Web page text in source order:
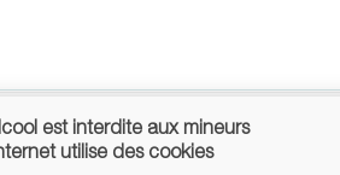
est interdite aux mineurs
utilise des cookies